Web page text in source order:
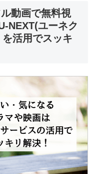
動画で無料視
NEXT(ユーネク
活用でスッキ